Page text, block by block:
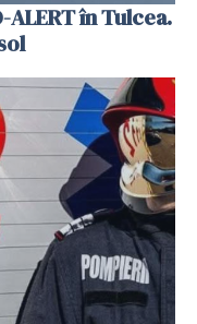
în Tulcea.